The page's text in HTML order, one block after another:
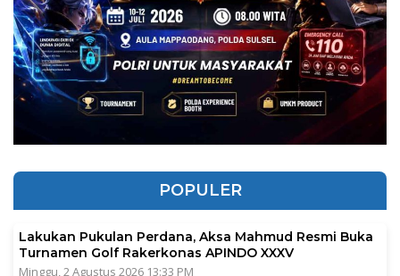
POPULER
Lakukan Pukulan Perdana, Aksa Mahmud Resmi Buka
Turnamen Golf Rakerkonas APINDO XXXV
Minggu, 2 Agustus 2026 13:33 PM